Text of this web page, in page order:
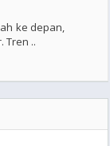
ke depan,
Tren ..